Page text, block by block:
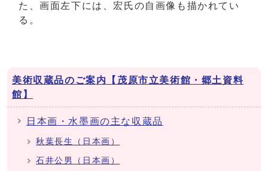
た、画面左下には、宏氏の自画像も描かれてい
る。
美術収蔵品のご案内【茂原市立美術館・郷土資料
館】
日本画・水墨画の主な収蔵品
秋葉長生（日本画）
石井公男（日本画）